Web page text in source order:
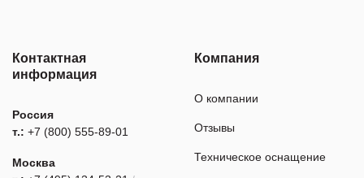
Контактная
информация
Россия
т.: +7 (800) 555-89-01
Москва
Компания
О компании
Отзывы
Техническое оснащение